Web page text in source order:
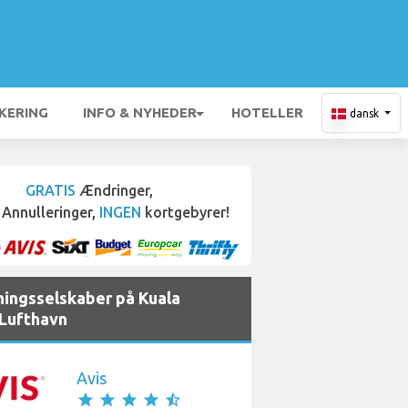
INFO & NYHEDER HOTELLER dansk
GRATIS Ændringer,
Annulleringer, INGEN kortgebyrer!
på Kuala
Avis
star star star star star_half